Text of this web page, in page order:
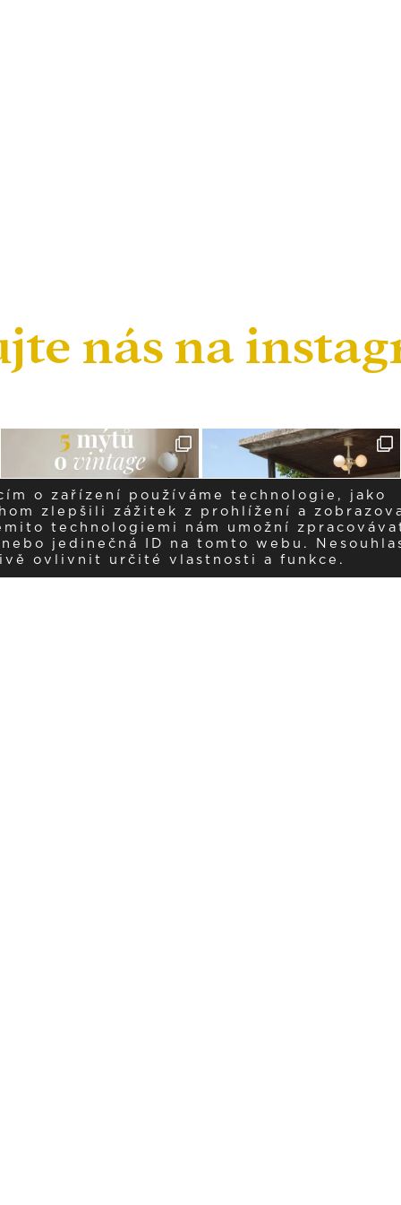
nás na
o zařízení používáme technologie, jako
zlepšili zážitek z prohlížení a
technologiemi nám umožní
jedinečná ID na tomto webu.
ovlivnit určité vlastnosti a funkce.